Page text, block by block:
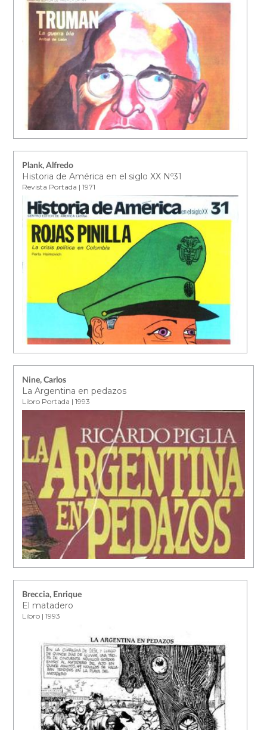
Plank, Alfredo
Historia de América en el siglo XX Nº31
Revista Portada | 1971
Nine, Carlos
La Argentina en pedazos
Libro Portada | 1993
Breccia, Enrique
El matadero
Libro | 1993